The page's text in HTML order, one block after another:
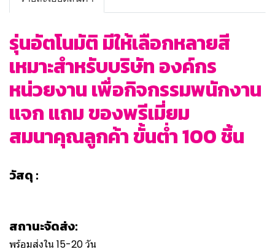
รุ่นอัตโนมัติ มีให้เลือกหลายสี
เหมาะสำหรับบริษัท องค์กร
หน่วยงาน เพื่อกิจกรรมพนักงาน
แจก แถม ของพรีเมี่ยม
สมนาคุณลูกค้า ขั้นต่ำ 100 ชิ้น
วัสดุ :
สถานะจัดส่ง:
พร้อมส่งใน 15-20 วัน